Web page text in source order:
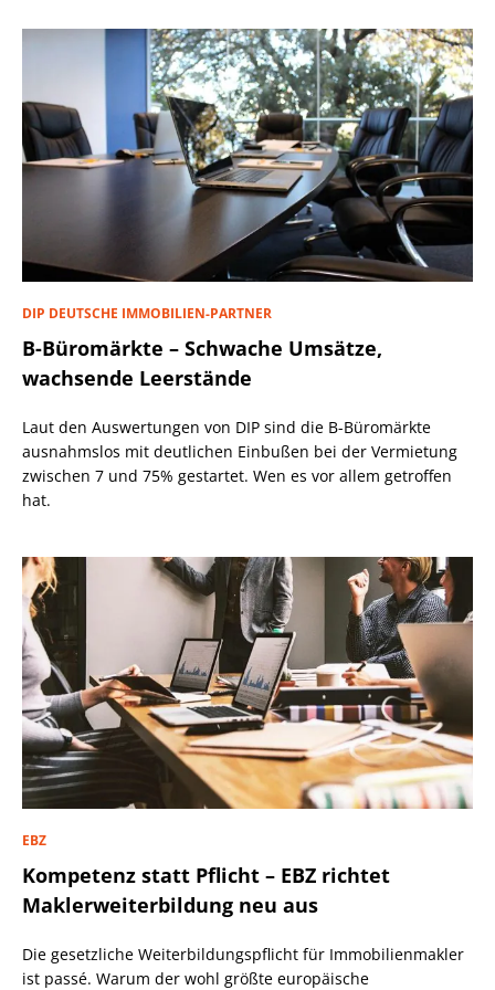
DIP DEUTSCHE IMMOBILIEN-PARTNER
B-Büromärkte – Schwache Umsätze,
wachsende Leerstände
Laut den Auswertungen von DIP sind die B-Büromärkte
ausnahmslos mit deutlichen Einbußen bei der Vermietung
zwischen 7 und 75% gestartet. Wen es vor allem getroffen
hat.
EBZ
Kompetenz statt Pflicht – EBZ richtet
Maklerweiterbildung neu aus
Die gesetzliche Weiterbildungspflicht für Immobilienmakler
ist passé. Warum der wohl größte europäische